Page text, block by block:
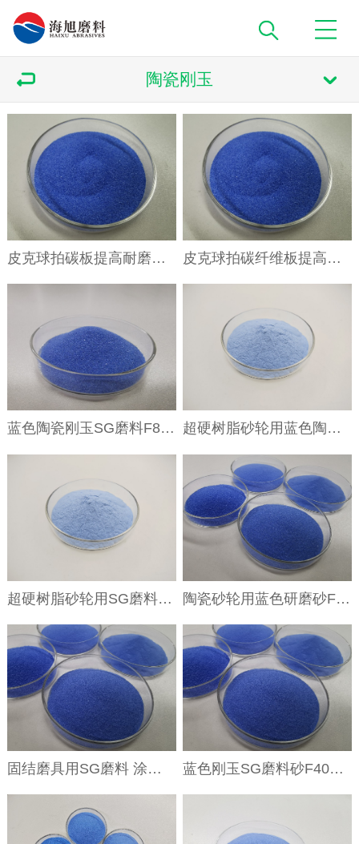
陶瓷刚玉
皮克球拍碳板提高耐磨度用蓝晶介质蓝色陶瓷刚玉SG磨料 皮克球拍碳纤维板提高耐磨度用蓝色陶瓷磨SG60目 80目 100目 120目
蓝色陶瓷刚玉SG磨料F80 F120 80目 120目陶瓷刚玉 溶胶凝胶刚玉 超硬树脂砂轮用蓝色陶瓷微晶刚玉1000目 1500目SG陶瓷磨料微粉
超硬树脂砂轮用SG磨料1000目 1500目 陶瓷砂轮用蓝色研磨砂F60 F70 F80 F90#SG磨料粒度砂
固结磨具用SG磨料 涂附磨具用F16#F20#F22#F24#F30#F36陶瓷磨料 蓝色刚玉SG磨料砂F40#F46#F54#F60#F70#F80#目超硬陶瓷SG磨料